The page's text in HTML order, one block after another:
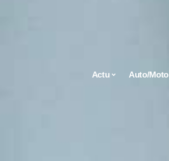
Actu Auto/Moto